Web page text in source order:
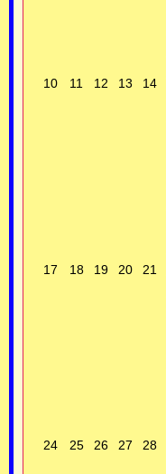
10 11 12 13 14
17 18 19 20 21
24 25 26 27 28